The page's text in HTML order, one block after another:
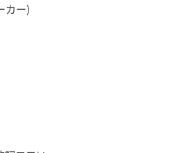
カー)